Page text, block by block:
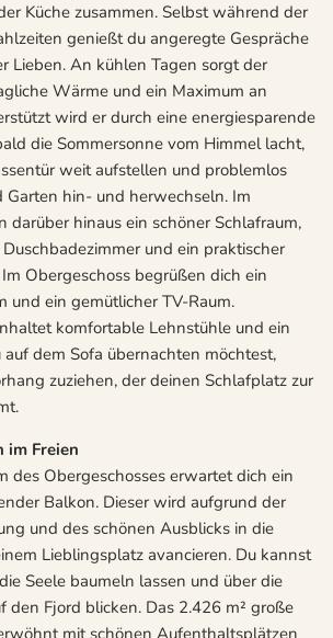
Küche zusammen. Selbst während der
genießt du angeregte Gespräche
Lieben. An kühlen Tagen sorgt der
Wärme und ein Maximum an
wird er durch eine energiesparende
die Sommersonne vom Himmel lacht,
weit aufstellen und problemlos
Garten hin- und herwechseln. Im
darüber hinaus ein schöner Schlafraum,
und ein praktischer
Obergeschoss begrüßen dich ein
und ein gemütlicher TV-Raum.
komfortable Lehnstühle und ein
auf dem Sofa übernachten möchtest,
zuziehen, der deinen Schlafplatz zur
im Freien
des Obergeschosses erwartet dich ein
Balkon. Dieser wird aufgrund der
und des schönen Ausblicks in die
Lieblingsplatz avancieren. Du kannst
Seele baumeln lassen und über die
den Fjord blicken. Das 2.426 m² große